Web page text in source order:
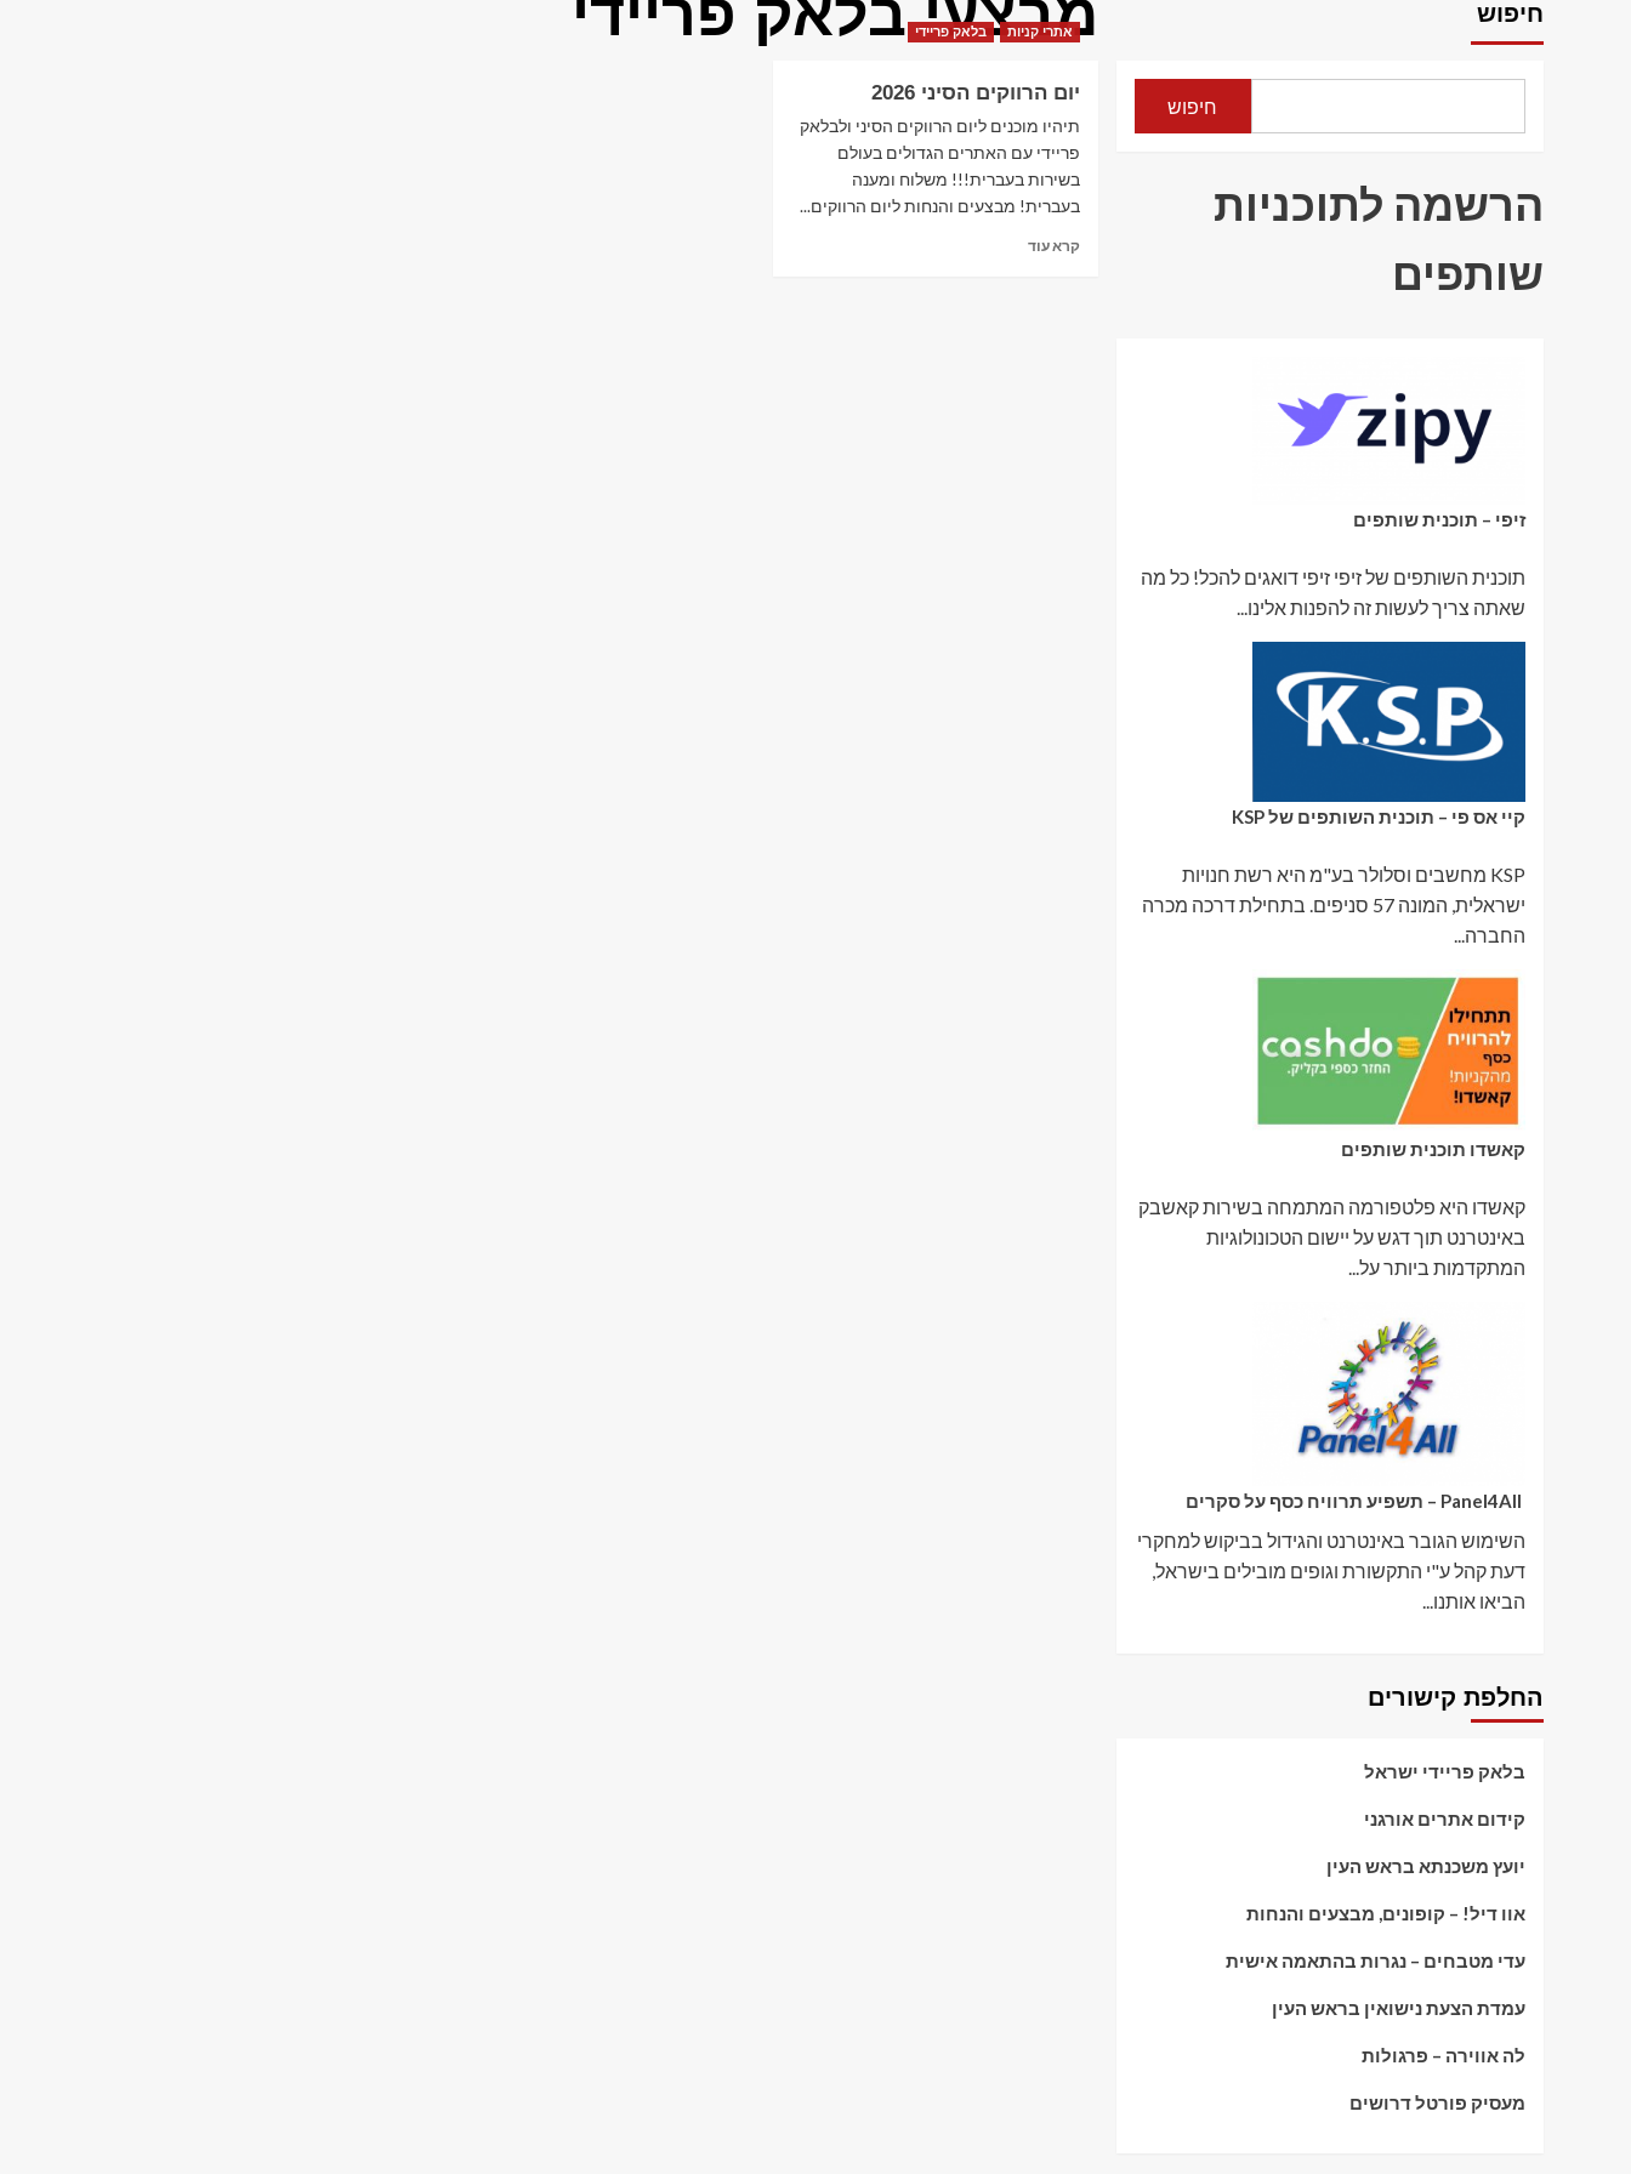
מבצעי בלאק פריידי
אתרי קניות בלאק פריידי
יום הרווקים הסיני 2026
תיהיו מוכנים ליום הרווקים הסיני ולבלאק
פריידי עם האתרים הגדולים בעולם
בשירות בעברית!!! משלוח ומענה
בעברית! מבצעים והנחות ליום הרווקים...
קרא עודRead
חיפוש
חיפוש
הרשמה לתוכניות
שותפים
זיפי – תוכנית שותפים
תוכנית השותפים של זיפי זיפי דואגים להכל! כל מה
שאתה צריך לעשות זה להפנות אלינו...
קיי אס פי – תוכנית השותפים של KSP
KSP מחשבים וסלולר בע"מ היא רשת חנויות
ישראלית, המונה 57 סניפים. בתחילת דרכה מכרה
החברה...
קאשדו תוכנית שותפים
קאשדו היא פלטפורמה המתמחה בשירות קאשבק
באינטרנט תוך דגש על יישום הטכונולוגיות
המתקדמות ביותר על...
השימוש הגובר באינטרנט והגידול בביקוש למחקרי
דעת קהל ע"י התקשורת וגופים מובילים בישראל,
הביאו אותנו...
החלפת קישורים
בלאק פריידי ישראל
קידום אתרים אורגני
יועץ משכנתא בראש העין
אוו דיל! – קופונים, מבצעים והנחות
עדי מטבחים – נגרות בהתאמה אישית
עמדת הצעת נישואין בראש העין
לה אווירה – פרגולות
מעסיק פורטל דרושים